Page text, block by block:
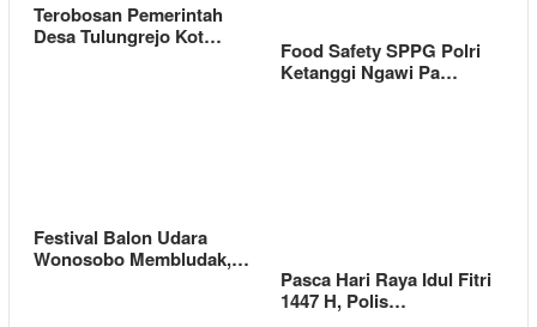
Terobosan Pemerintah
Desa Tulungrejo Kot…
Food Safety SPPG Polri
Ketanggi Ngawi Pa…
Festival Balon Udara
Wonosobo Membludak,…
Pasca Hari Raya Idul Fitri
1447 H, Polis…